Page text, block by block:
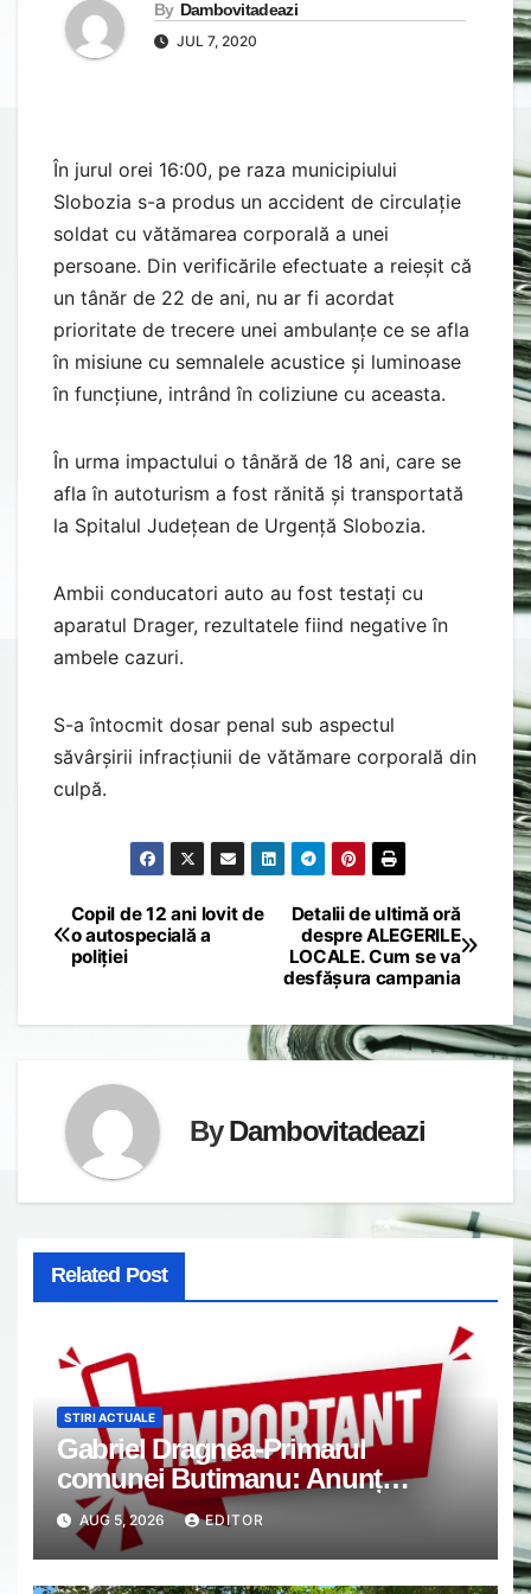
By Dambovitadeazi
JUL 7, 2020
În jurul orei 16:00, pe raza municipiului
Slobozia s-a produs un accident de circulație
soldat cu vătămarea corporală a unei
persoane. Din verificările efectuate a reieșit că
un tânăr de 22 de ani, nu ar fi acordat
prioritate de trecere unei ambulanțe ce se afla
în misiune cu semnalele acustice și luminoase
în funcțiune, intrând în coliziune cu aceasta.
În urma impactului o tânără de 18 ani, care se
afla în autoturism a fost rănită și transportată
la Spitalul Județean de Urgență Slobozia.
Ambii conducatori auto au fost testați cu
aparatul Drager, rezultatele fiind negative în
ambele cazuri.
S-a întocmit dosar penal sub aspectul
săvârșirii infracțiunii de vătămare corporală din
culpă.
Post
navigation
Detalii de ultimă oră
despre ALEGERILE
LOCALE. Cum se va
desfășura campania
Copil de 12 ani lovit de
o autospecială a
poliției
ByDambovitadeazi
Related Post
STIRI ACTUALE
Gabriel Dragnea-Primarul
comunei Butimanu: Anunț
important
AUG 5, 2026 EDITOR